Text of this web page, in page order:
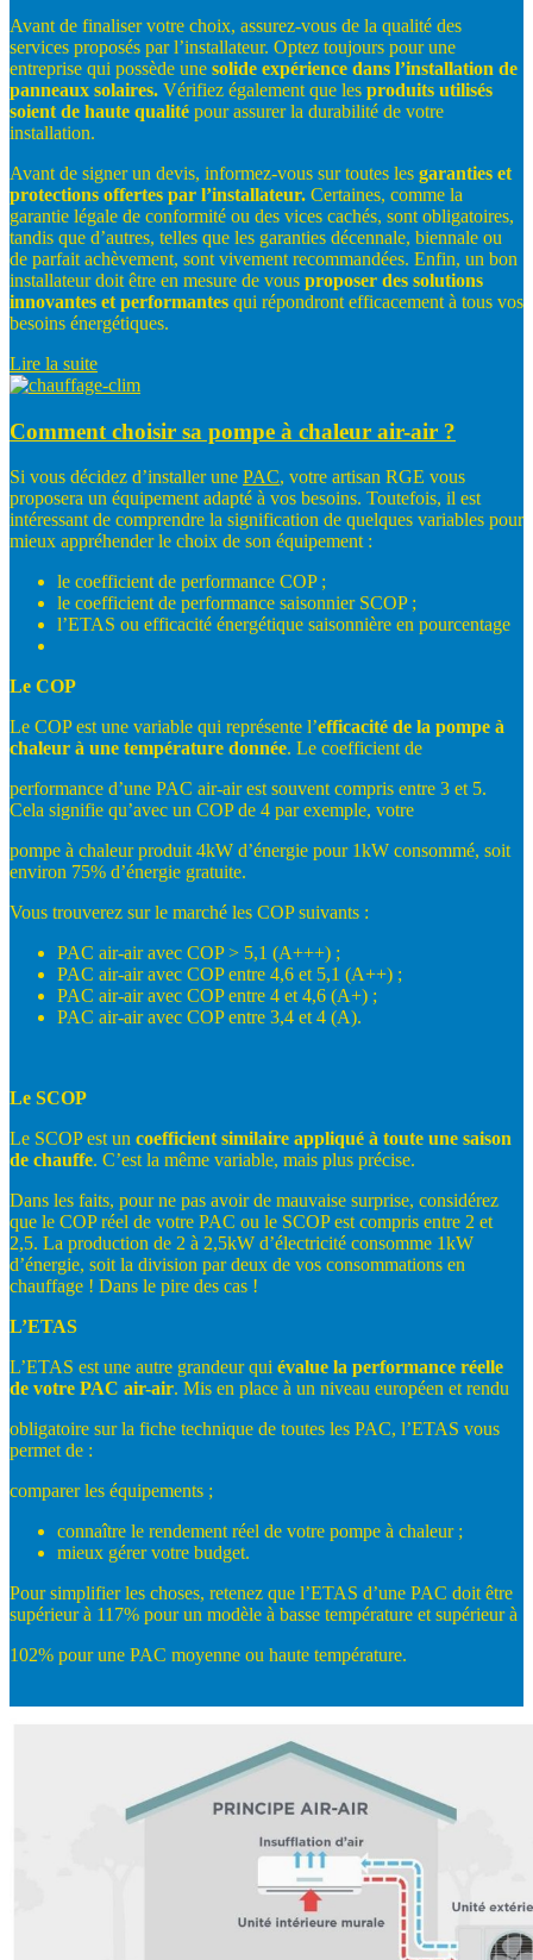
Avant de finaliser votre choix, assurez-vous de la qualité des
services proposés par l’installateur. Optez toujours pour une
entreprise qui possède une solide expérience dans l’installation de
panneaux solaires. Vérifiez également que les produits utilisés
soient de haute qualité pour assurer la durabilité de votre
installation.
Avant de signer un devis, informez-vous sur toutes les garanties et
protections offertes par l’installateur. Certaines, comme la
garantie légale de conformité ou des vices cachés, sont obligatoires,
tandis que d’autres, telles que les garanties décennale, biennale ou
de parfait achèvement, sont vivement recommandées. Enfin, un bon
installateur doit être en mesure de vous proposer des solutions
innovantes et performantes qui répondront efficacement à tous vos
besoins énergétiques.
Lire la suite
Comment choisir sa pompe à chaleur air-air ?
Si vous décidez d’installer une PAC, votre artisan RGE vous
proposera un équipement adapté à vos besoins. Toutefois, il est
intéressant de comprendre la signification de quelques variables pour
mieux appréhender le choix de son équipement :
le coefficient de performance COP ;
le coefficient de performance saisonnier SCOP ;
l’ETAS ou efficacité énergétique saisonnière en pourcentage
Le COP
Le COP est une variable qui représente l’efficacité de la pompe à
chaleur à une température donnée. Le coefficient de
performance d’une PAC air-air est souvent compris entre 3 et 5.
Cela signifie qu’avec un COP de 4 par exemple, votre
pompe à chaleur produit 4kW d’énergie pour 1kW consommé, soit
environ 75% d’énergie gratuite.
Vous trouverez sur le marché les COP suivants :
PAC air-air avec COP > 5,1 (A+++) ;
PAC air-air avec COP entre 4,6 et 5,1 (A++) ;
PAC air-air avec COP entre 4 et 4,6 (A+) ;
PAC air-air avec COP entre 3,4 et 4 (A).
Le SCOP
Le SCOP est un coefficient similaire appliqué à toute une saison
de chauffe. C’est la même variable, mais plus précise.
Dans les faits, pour ne pas avoir de mauvaise surprise, considérez
que le COP réel de votre PAC ou le SCOP est compris entre 2 et
2,5. La production de 2 à 2,5kW d’électricité consomme 1kW
d’énergie, soit la division par deux de vos consommations en
chauffage ! Dans le pire des cas !
L’ETAS
L’ETAS est une autre grandeur qui évalue la performance réelle
de votre PAC air-air. Mis en place à un niveau européen et rendu
obligatoire sur la fiche technique de toutes les PAC, l’ETAS vous
permet de :
comparer les équipements ;
connaître le rendement réel de votre pompe à chaleur ;
mieux gérer votre budget.
Pour simplifier les choses, retenez que l’ETAS d’une PAC doit être
supérieur à 117% pour un modèle à basse température et supérieur à
102% pour une PAC moyenne ou haute température.